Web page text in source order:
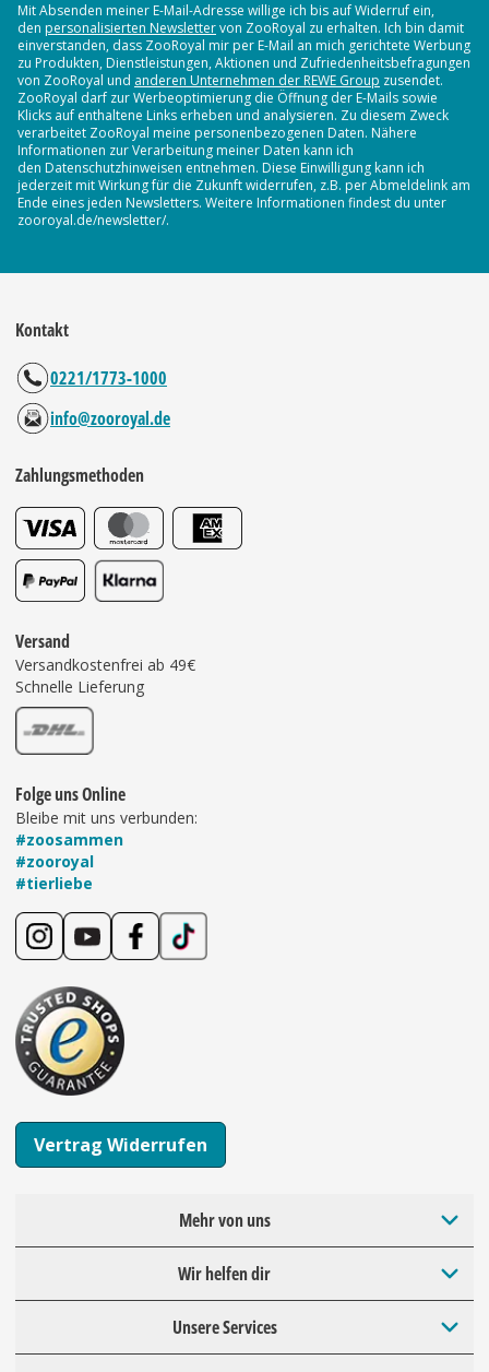
Mit Absenden meiner E-Mail-Adresse willige ich bis auf Widerruf ein,
den personalisierten Newslettervon ZooRoyal zu erhalten. Ich bin damit
einverstanden, dass ZooRoyal mir per E-Mail an mich gerichtete Werbung
zu Produkten, Dienstleistungen, Aktionen und Zufriedenheitsbefragungen
von ZooRoyal und anderen Unternehmen der REWE Group zusendet.
ZooRoyal darf zur Werbeoptimierung die Öffnung der E-Mails sowie
Klicks auf enthaltene Links erheben und analysieren. Zu diesem Zweck
verarbeitet ZooRoyal meine personenbezogenen Daten. Nähere
Informationen zur Verarbeitung meiner Daten kann ich
den Datenschutzhinweisen entnehmen. Diese Einwilligung kann ich
jederzeit mit Wirkung für die Zukunft widerrufen, z.B. per Abmeldelink am
Ende eines jeden Newsletters. Weitere Informationen findest du unter
zooroyal.de/newsletter/.
Kontakt
0221/1773-1000
info@zooroyal.de
Zahlungsmethoden
Versand
Versandkostenfrei ab 49€
Schnelle Lieferung
Folge uns Online
Bleibe mit uns verbunden:
#zoosammen
#zooroyal
#tierliebe
Vertrag Widerrufen
Mehr von uns
Wir helfen dir
Unsere Services